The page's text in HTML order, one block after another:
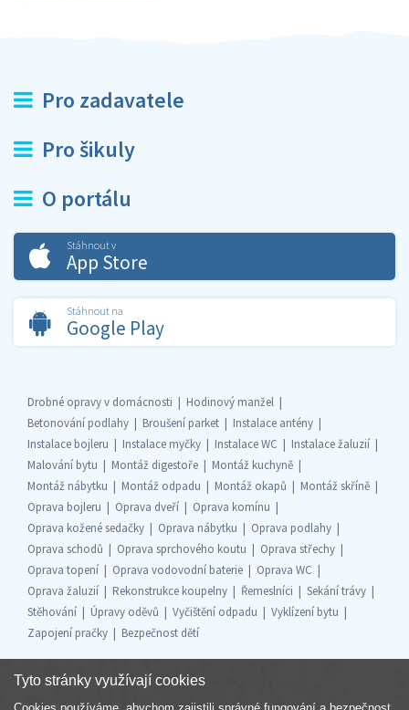
Pro zadavatele
Pro šikuly
O portálu
Stáhnout v
App Store
Stáhnout na
Google Play
Drobné opravy v domácnosti
Hodinový manžel
Betonování podlahy
Broušení parket
Instalace antény
Instalace bojleru
Instalace myčky Instalace WC
Instalace žaluzií
Malování bytu
Montáž digestoře
Montáž kuchyně
Montáž nábytku
Montáž odpadu Montáž okapů
Montáž skříně
Oprava bojleru
Oprava dveří
Oprava komínu
Oprava kožené sedačky
Oprava nábytku
Oprava podlahy
Oprava schodů
Oprava sprchového koutu
Oprava střechy
Oprava topení
Oprava vodovodní baterie
Oprava WC
Oprava žaluzií
Rekonstrukce koupelny Řemeslníci
Sekání trávy
Stěhování
Úpravy oděvů Vyčištění odpadu
Vyklízení bytu
Zapojení pračky
Bezpečnost dětí
Tyto stránky využívají cookies